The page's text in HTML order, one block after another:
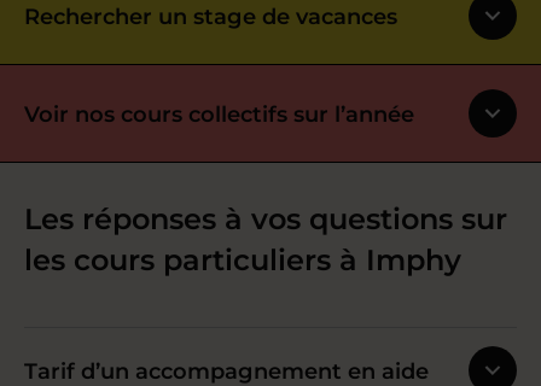
Rechercher un stage de vacances
Voir nos cours collectifs sur l’année
Les réponses à vos questions sur
les cours particuliers à Imphy
Tarif d’un accompagnement en aide